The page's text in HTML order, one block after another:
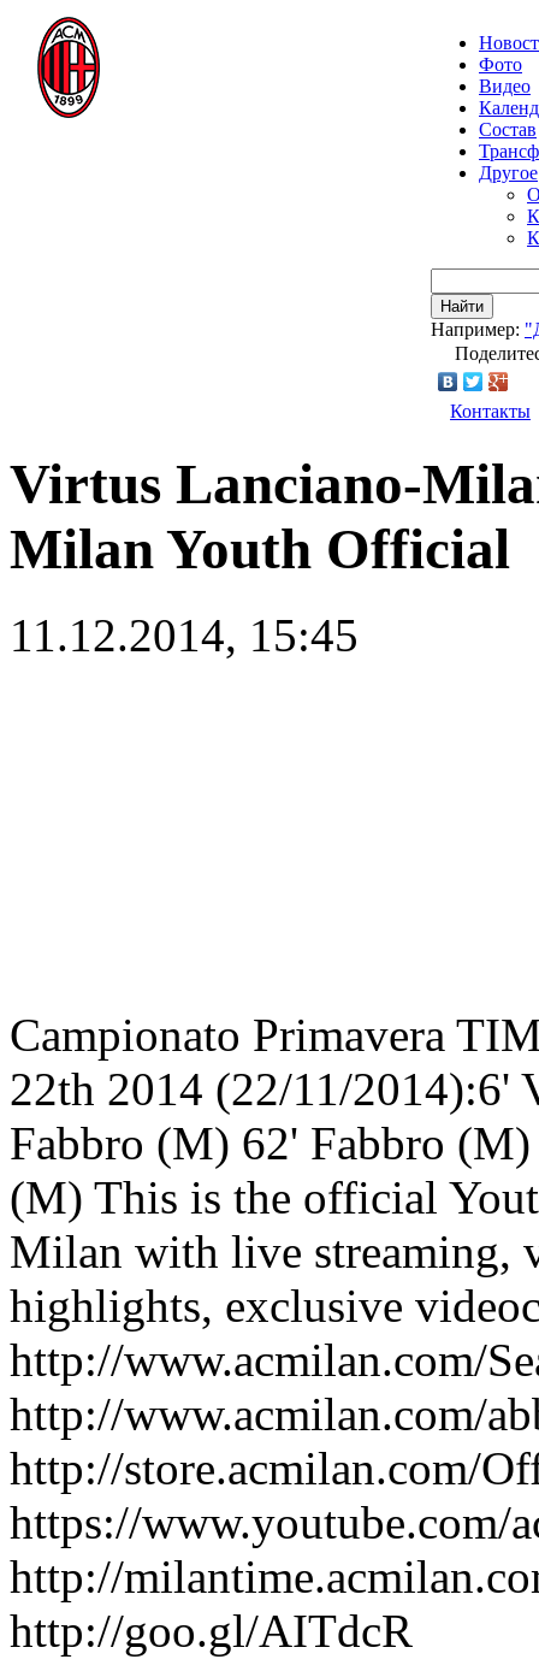
Фото
Видео
Состав
Другое
Найти
Например:
Контакты
Virtus Lanciano-
Milan Youth Official
11.12.2014, 15:45
Campionato Primavera
22th 2014 (22/11/2014):6'
Fabbro (M) 62' Fabbro
(M) This is the official
Milan with live streaming,
highlights, exclusive
http://www.acmilan.com/
http://www.acmilan.com/
http://store.acmilan.com/
https://www.youtube.com/
http://
http://goo.gl/AITdcR